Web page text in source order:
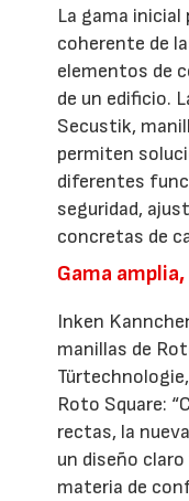
La gama
coherente de
elementos de
de un edificio.
Secustik,
permiten
diferentes
seguridad,
concretas de
Gama
Inken
manillas de
Roto Square:
rectas, la
un diseño
materia de